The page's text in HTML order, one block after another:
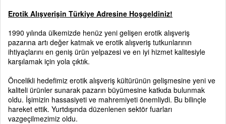
Erotik Alışverişin Türkiye Adresine Hoşgeldiniz!
1990 yılında ülkemizde henüz yeni gelişen erotik alışveriş
pazarına artı değer katmak ve erotik alışveriş tutkunlarının
ihtiyaçlarını en geniş ürün yelpazesi ve en iyi hizmet kalitesiyle
karşılamak için yola çıktık.
Öncelikli hedefimiz erotik alışveriş kültürünün gelişmesine yeni ve
kaliteli ürünler sunarak pazarın büyümesine katkıda bulunmak
oldu. İşimizin hassasiyeti ve mahremiyeti önemliydi. Bu bilinçle
hareket ettik. Yurtdışında düzenlenen sektör fuarları
vazgeçilmezimiz oldu.